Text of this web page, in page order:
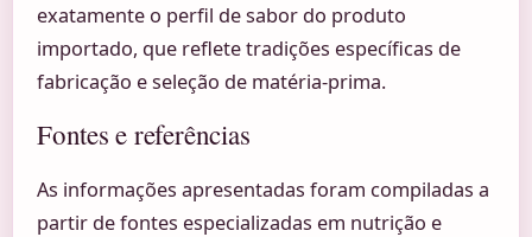
exatamente o perfil de sabor do produto
importado, que reflete tradições específicas de
fabricação e seleção de matéria-prima.
Fontes e referências
As informações apresentadas foram compiladas a
partir de fontes especializadas em nutrição e